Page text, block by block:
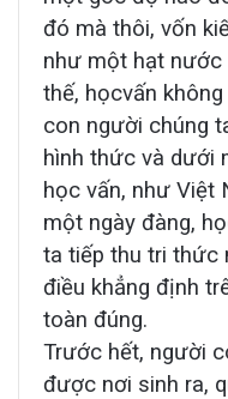
đó mà thôi, vốn
như một hạt nước
thế, họcvấn
con người chúng
hình thức và dưới
học vấn, như Việt
một ngày đàng,
ta tiếp thu tri thức
điều khẳng định
toàn đúng.
Trước hết, người
được nơi sinh ra,